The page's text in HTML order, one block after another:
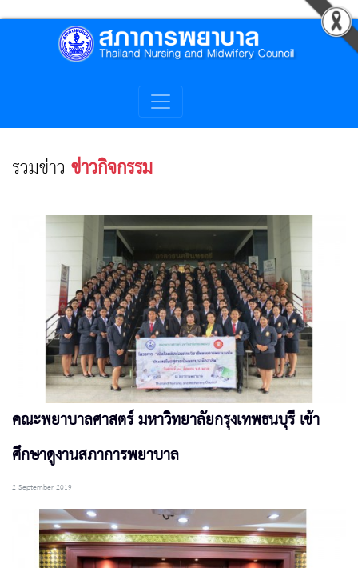
รวมข่าว ข่าวกิจกรรม
คณะพยาบาลศาสตร์ มหาวิทยาลัยกรุงเทพธนบุรี เข้า
ศึกษาดูงานสภาการพยาบาล
2 September 2019